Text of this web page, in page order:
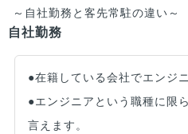
～自社勤務と客先常駐の違い～
自社勤務
●在籍している会社でエンジ
●エンジニアという職種に限
言えます。